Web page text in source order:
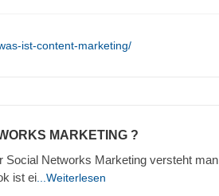
ist-content-marketing/
MARKETING ?
Social Networks Marketing versteht man
ist ei ...Weiterlesen